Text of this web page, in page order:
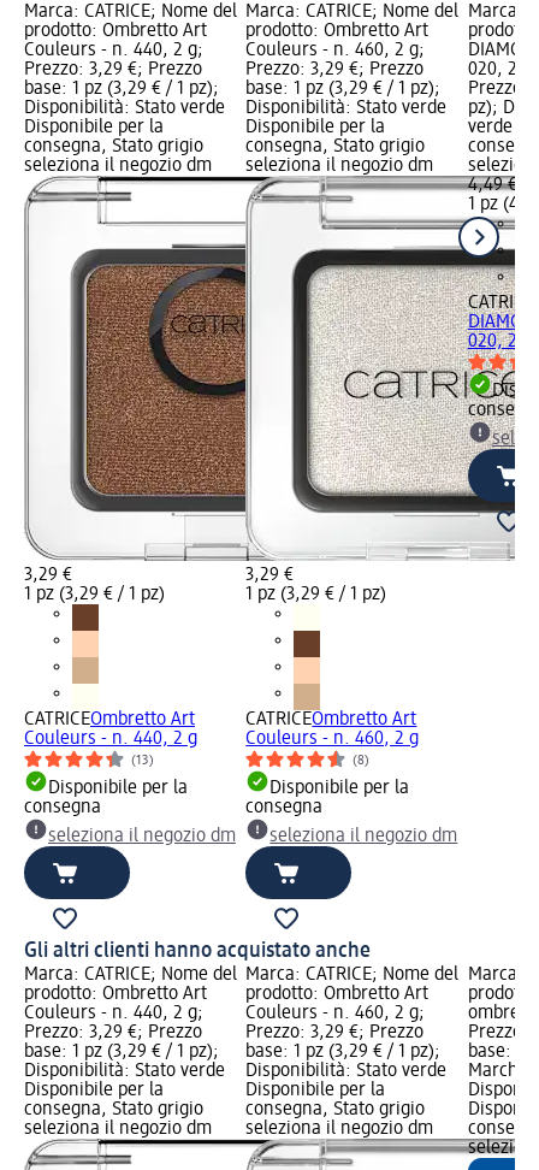
Marca: CATRICE; Nome del
prodotto: Ombretto Art
Couleurs - n. 440, 2 g;
Prezzo: 3,29 €; Prezzo
base: 1 pz (3,29 € / 1 pz);
Disponibilità: Stato verde
Disponibile per la
consegna, Stato grigio
seleziona il negozio dm
3,29 €
1 pz (3,29 € / 1 pz)
CATRICEOmbretto Art
Couleurs - n. 440, 2 g
(13)
Disponibile per la
consegna
seleziona il negozio dm
Marca: CATRICE; Nome del
prodotto: Ombretto Art
Couleurs - n. 460, 2 g;
Prezzo: 3,29 €; Prezzo
base: 1 pz (3,29 € / 1 pz);
Disponibilità: Stato verde
Disponibile per la
consegna, Stato grigio
seleziona il negozio dm
3,29 €
1 pz (3,29 € / 1 pz)
CATRICEOmbretto Art
Couleurs - n. 460, 2 g
(8)
Disponibile per la
consegna
seleziona il negozio dm
Marca:
020, 2,8
Prezzo
pz);
verde
4,49 €
1 pz
CATRICE
020, 2,8
Gli altri clienti hanno acquistato anche
Marca: CATRICE; Nome del
prodotto: Ombretto Art
Couleurs - n. 440, 2 g;
Prezzo: 3,29 €; Prezzo
base: 1 pz (3,29 € / 1 pz);
Disponibilità: Stato verde
Disponibile per la
consegna, Stato grigio
seleziona il negozio dm
Marca: CATRICE; Nome del
prodotto: Ombretto Art
Couleurs - n. 460, 2 g;
Prezzo: 3,29 €; Prezzo
base: 1 pz (3,29 € / 1 pz);
Disponibilità: Stato verde
Disponibile per la
consegna, Stato grigio
seleziona il negozio dm
Marca:
Prezzo:
base: 5
Marchio